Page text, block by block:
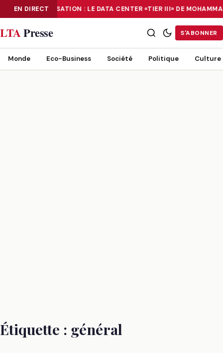
EN DIRECT
NUMÉRISATION : LE DATA CENTER «TIER III» DE
NUMÉRISATION : LE DATA CENTER «TIER III» DE MOHAMMADIA, UN
LTAPresse S'ABONNER
Monde Eco-Business Société Politique Culture
Étiquette : général